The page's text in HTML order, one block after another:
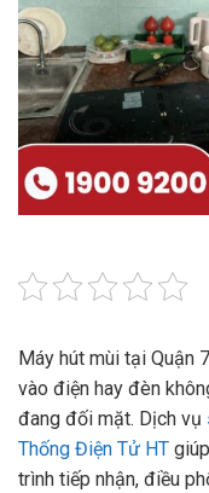
Máy hút mùi tại Quận
vào điện hay đèn
đang đối mặt. Dịch vụ
Thống Điện Tử HT
trình tiếp nhận, điều